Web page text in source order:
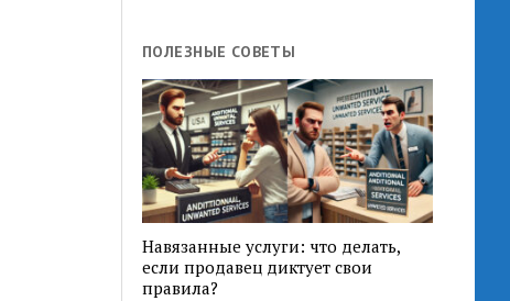
ПОЛЕЗНЫЕ СОВЕТЫ
Навязанные услуги: что делать,
если продавец диктует свои
правила?